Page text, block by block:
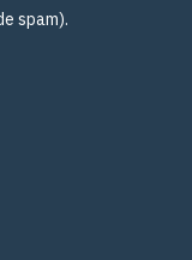
spam).